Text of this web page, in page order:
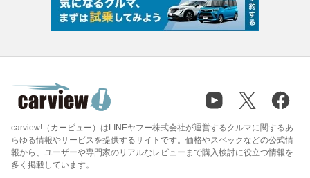
carview!（カービュー）はLINEヤフー株式会社が運営するクルマに関するあ
らゆる情報やサービスを提供するサイトです。価格やスペックなどの公式情
報から、ユーザーや専門家のリアルなレビューまで購入検討に役立つ情報を
多く掲載しています。